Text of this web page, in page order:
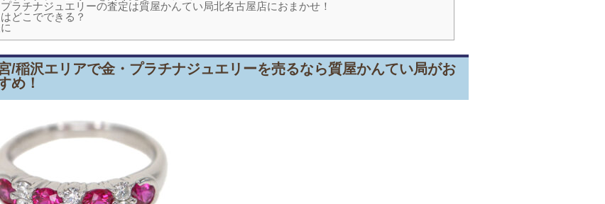
ラチナジュエリーの査定は質屋かんてい局北名古屋店におまかせ！
どこでできる？
/稲沢エリアで金・プラチナジュエリーを売るなら質屋かんてい局がお
め！